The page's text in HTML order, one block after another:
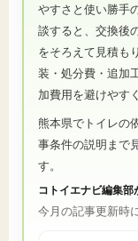
やすさと使い勝手
談すると、交換後
をそろえて見積も
装・処分費・追加
加費用を避けやす
熊本県でトイレの
事条件の説明まで
す。
コトイエナビ編集部
今月の記事更新時